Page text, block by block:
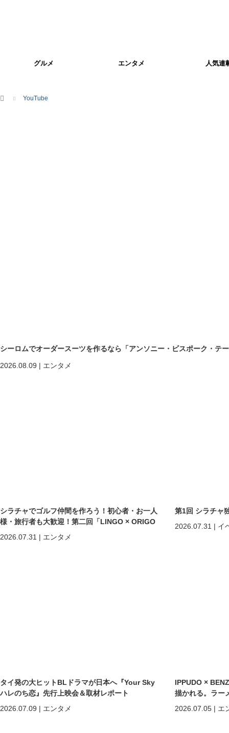
グルメ エンタメ 人気連
ホーム YouTube
シーロムでオーダースーツを作るなら「アンソニー・ビスポーク・テ
2026.08.09 | エンタメ
シラチャでゴルフ仲間を作ろう！初心者・お一人
様・旅行者も大歓迎！第二回「LINGO × ORIGO
ゴルフコンペ」開催
2026.07.31 | エンタメ
第1回 シラチャ
2026.07.31 | イ
タイ発の大ヒットBLドラマが日本へ『Your Sky
ハレのち恋』先行上映会＆取材レポート
2026.07.09 | エンタメ
IPPUDO ×
描かれる。ラー
2026.07.05 | エ